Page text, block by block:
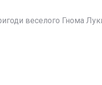
веселого Гнома